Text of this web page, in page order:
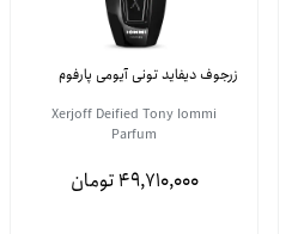
زرجوف دیفاید تونی آیومی پارفوم
Xerjoff Deified Tony Iommi
Parfum
49,710,000